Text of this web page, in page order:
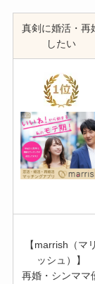
真剣に婚活・再
したい
【marrish（マリ
ッシュ）】
再婚・シンママ